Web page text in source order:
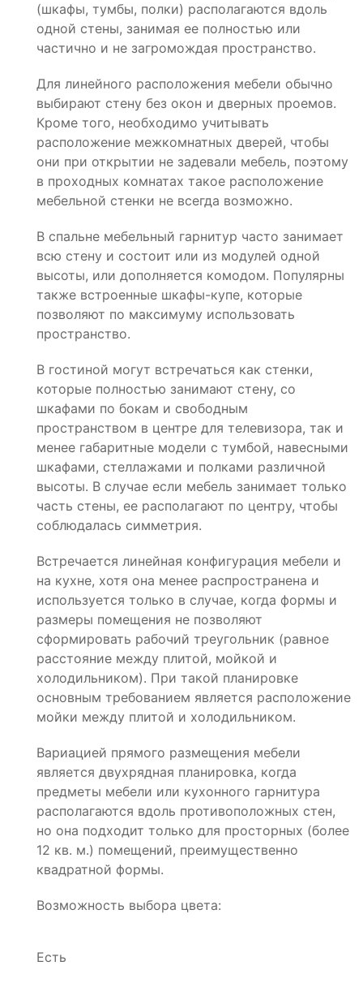
(шкафы, тумбы, полки) располагаются вдоль
одной стены, занимая ее полностью или
частично и не загромождая пространство.
Для линейного расположения мебели обычно
выбирают стену без окон и дверных проемов.
Кроме того, необходимо учитывать
расположение межкомнатных дверей, чтобы
они при открытии не задевали мебель, поэтому
в проходных комнатах такое расположение
мебельной стенки не всегда возможно.
В спальне мебельный гарнитур часто занимает
всю стену и состоит или из модулей одной
высоты, или дополняется комодом. Популярны
также встроенные шкафы-купе, которые
позволяют по максимуму использовать
пространство.
В гостиной могут встречаться как стенки,
которые полностью занимают стену, со
шкафами по бокам и свободным
пространством в центре для телевизора, так и
менее габаритные модели с тумбой, навесными
шкафами, стеллажами и полками различной
высоты. В случае если мебель занимает только
часть стены, ее располагают по центру, чтобы
соблюдалась симметрия.
Встречается линейная конфигурация мебели и
на кухне, хотя она менее распространена и
используется только в случае, когда формы и
размеры помещения не позволяют
сформировать рабочий треугольник (равное
расстояние между плитой, мойкой и
холодильником). При такой планировке
основным требованием является расположение
мойки между плитой и холодильником.
Вариацией прямого размещения мебели
является двухрядная планировка, когда
предметы мебели или кухонного гарнитура
располагаются вдоль противоположных стен,
но она подходит только для просторных (более
12 кв. м.) помещений, преимущественно
квадратной формы.
Возможность выбора цвета:
Есть